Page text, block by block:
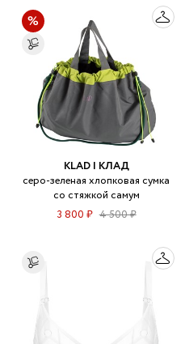
KLAD | КЛАД
серо-зеленая хлопковая сумка
со стяжкой самум
3 800 ₽ 4 500 ₽